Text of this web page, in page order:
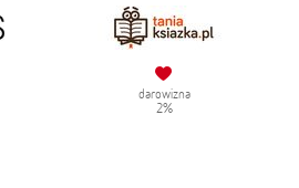
darowizna
2%